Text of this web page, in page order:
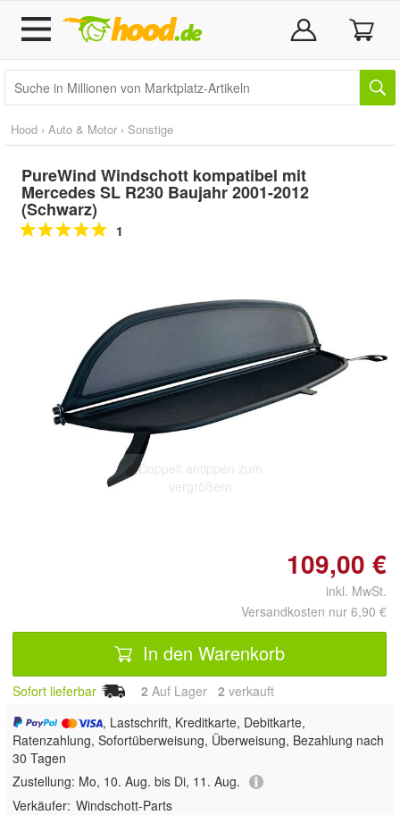
Hood › Auto & Motor › Sonstige
PureWind Windschott kompatibel mit
Mercedes SL R230 Baujahr 2001-2012
(Schwarz)
1
Doppelt antippen zum
vergrößern
109,00 €
inkl. MwSt.
Versandkosten nur 6,90 €
In den Warenkorb
Sofort lieferbar 2 Auf Lager 2 verkauft
, Lastschrift, Kreditkarte, Debitkarte,
Ratenzahlung, Sofortüberweisung, Überweisung, Bezahlung nach
30 Tagen
Zustellung: Mo, 10. Aug. bis Di, 11. Aug.
Verkäufer: Windschott-Parts